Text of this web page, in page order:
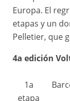
Europa. El
etapas y un
Pelletier, que
4a edición
1a
etapa